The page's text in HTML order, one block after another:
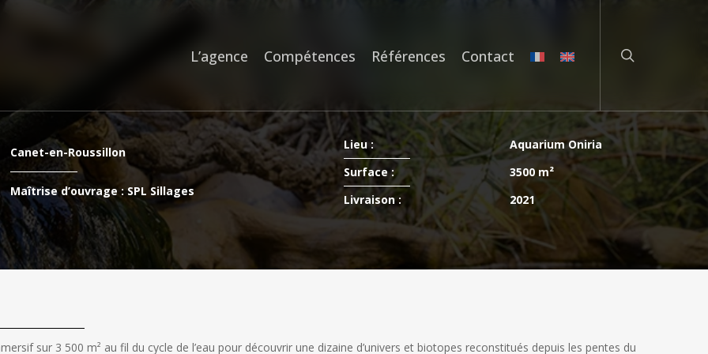
L’agence Compétences Références Contact
Canet-en-Roussillon
Maîtrise d’ouvrage : SPL Sillages
Lieu :
Aquarium Oniria
Surface :
3500 m²
Livraison :
2021
sur 3 500 m² au fil du cycle de l’eau pour découvrir une dizaine d’univers et biotopes reconstitués depuis les pentes du